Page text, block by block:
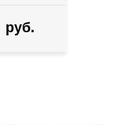
руб.